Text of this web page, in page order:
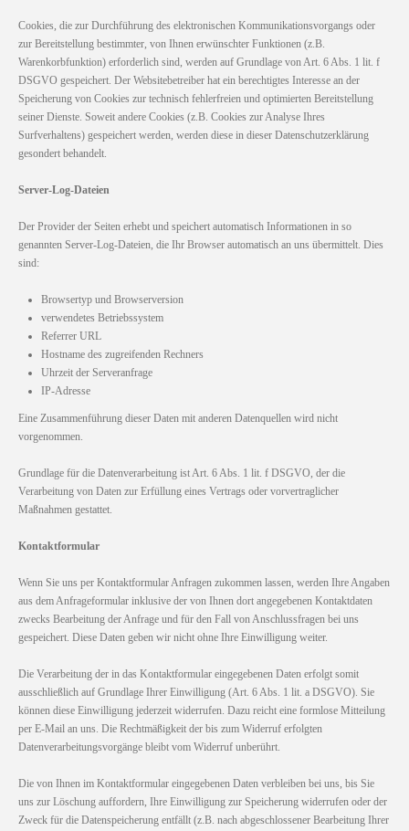
Cookies, die zur Durchführung des elektronischen Kommunikationsvorgangs oder
zur Bereitstellung bestimmter, von Ihnen erwünschter Funktionen (z.B.
Warenkorbfunktion) erforderlich sind, werden auf Grundlage von Art. 6 Abs. 1 lit. f
DSGVO gespeichert. Der Websitebetreiber hat ein berechtigtes Interesse an der
Speicherung von Cookies zur technisch fehlerfreien und optimierten Bereitstellung
seiner Dienste. Soweit andere Cookies (z.B. Cookies zur Analyse Ihres
Surfverhaltens) gespeichert werden, werden diese in dieser Datenschutzerklärung
gesondert behandelt.
Server-Log-Dateien
Der Provider der Seiten erhebt und speichert automatisch Informationen in so
genannten Server-Log-Dateien, die Ihr Browser automatisch an uns übermittelt. Dies
sind:
Browsertyp und Browserversion
verwendetes Betriebssystem
Referrer URL
Hostname des zugreifenden Rechners
Uhrzeit der Serveranfrage
IP-Adresse
Eine Zusammenführung dieser Daten mit anderen Datenquellen wird nicht
vorgenommen.
Grundlage für die Datenverarbeitung ist Art. 6 Abs. 1 lit. f DSGVO, der die
Verarbeitung von Daten zur Erfüllung eines Vertrags oder vorvertraglicher
Maßnahmen gestattet.
Kontaktformular
Wenn Sie uns per Kontaktformular Anfragen zukommen lassen, werden Ihre Angaben
aus dem Anfrageformular inklusive der von Ihnen dort angegebenen Kontaktdaten
zwecks Bearbeitung der Anfrage und für den Fall von Anschlussfragen bei uns
gespeichert. Diese Daten geben wir nicht ohne Ihre Einwilligung weiter.
Die Verarbeitung der in das Kontaktformular eingegebenen Daten erfolgt somit
ausschließlich auf Grundlage Ihrer Einwilligung (Art. 6 Abs. 1 lit. a DSGVO). Sie
können diese Einwilligung jederzeit widerrufen. Dazu reicht eine formlose Mitteilung
per E-Mail an uns. Die Rechtmäßigkeit der bis zum Widerruf erfolgten
Datenverarbeitungsvorgänge bleibt vom Widerruf unberührt.
Die von Ihnen im Kontaktformular eingegebenen Daten verbleiben bei uns, bis Sie
uns zur Löschung auffordern, Ihre Einwilligung zur Speicherung widerrufen oder der
Zweck für die Datenspeicherung entfällt (z.B. nach abgeschlossener Bearbeitung Ihrer